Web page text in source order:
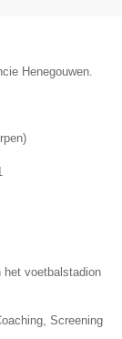
Henegouwen.
)
het voetbalstadion
Screening